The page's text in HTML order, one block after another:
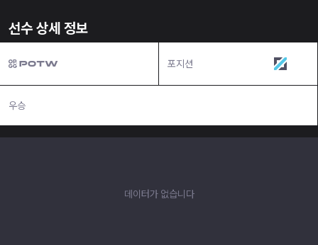
선수 상세 정보
포지션
우승
데이터가 없습니다